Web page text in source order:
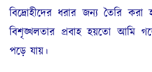
বিদ্রোহীদের ধরার জন্য তৈরি করা
বিশৃঙ্খলতার প্রবাহ হয়তো আমি
পড়ে যায়।